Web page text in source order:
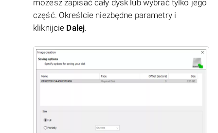
możesz zapisać cały dysk lub wybrać tylko jego
część. Określcie niezbędne parametry i
kliknijcie Dalej.